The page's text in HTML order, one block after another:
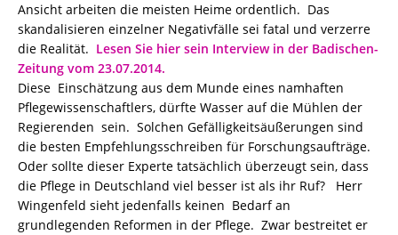
Ansicht arbeiten die meisten Heime ordentlich. Das
skandalisieren einzelner Negativfälle sei fatal und verzerre
die Realität. Lesen Sie hier sein Interview in der Badischen-
Zeitung vom 23.07.2014.
Diese Einschätzung aus dem Munde eines namhaften
Pflegewissenschaftlers, dürfte Wasser auf die Mühlen der
Regierenden sein. Solchen Gefälligkeitsäußerungen sind
die besten Empfehlungsschreiben für Forschungsaufträge.
Oder sollte dieser Experte tatsächlich überzeugt sein, dass
die Pflege in Deutschland viel besser ist als ihr Ruf? Herr
Wingenfeld sieht jedenfalls keinen Bedarf an
grundlegenden Reformen in der Pflege. Zwar bestreitet er